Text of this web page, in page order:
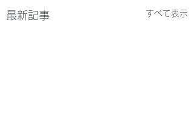
最新記事 すべて表示